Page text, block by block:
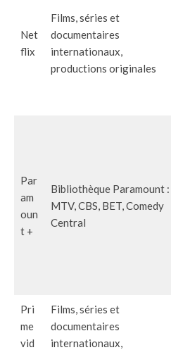
Net
flix
Films, séries et
documentaires
internationaux,
productions originales
Par
am
oun
t +
Bibliothèque Paramount :
MTV, CBS, BET, Comedy
Central
Pri
me
vid
Films, séries et
documentaires
internationaux,